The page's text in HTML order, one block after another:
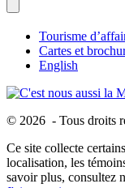
Tourisme
Cartes et
English
© 2026 - Tous droits
Ce site collecte
localisation, les
savoir plus, consultez